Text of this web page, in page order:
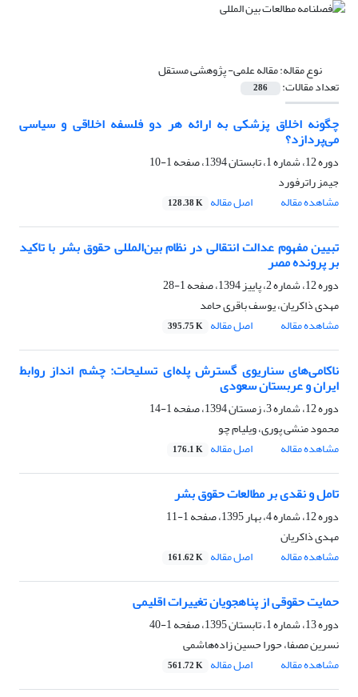
نوع مقاله:مقاله علمی- پژوهشی مستقل
تعداد مقالات: 286
چگونه اخلاق پزشکی به ارائه هر دو فلسفه اخلاقی و سیاسی
می‌پردازد؟
دوره 12، شماره 1، تابستان 1394، صفحه
1-10
جیمز راترفورد
مشاهده مقاله
اصل مقاله 128.38 K
تبیین مفهوم عدالت انتقالی در نظام بین‌المللی حقوق بشر با تاکید
بر پرونده مصر
دوره 12، شماره 2، پاییز 1394، صفحه
1-28
مهدی ذاکریان، یوسف باقری حامد
مشاهده مقاله
اصل مقاله 395.75 K
ناکامی‌های سناریوی گسترش پله‌ای تسلیحات: چشم انداز روابط
ایران و عربستان سعودی
دوره 12، شماره 3، زمستان 1394، صفحه
1-14
محمود منشی پوری، ویلیام چو
مشاهده مقاله
اصل مقاله 176.1 K
تامل و نقدی بر مطالعات حقوق بشر
دوره 12، شماره 4، بهار 1395، صفحه
1-11
مهدی ذاکریان
مشاهده مقاله
اصل مقاله 161.62 K
حمایت حقوقی از پناهجویان تغییرات اقلیمی
دوره 13، شماره 1، تابستان 1395، صفحه
1-40
نسرین مصفا، حورا حسین زاده‌هاشمی
مشاهده مقاله
اصل مقاله 561.72 K